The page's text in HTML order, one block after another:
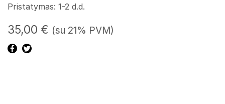
Pristatymas: 1-2 d.d.
35,00 € (su 21% PVM)